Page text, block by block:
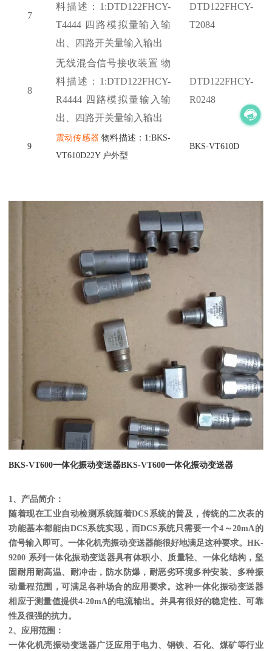
7
料描述： 1:DTD122FHCY-
T4444 四路模拟量输入输
出、四路开关量输入输出
DTD122FHCY-
T2084
8
无线混合信号接收装置 物
料描述： 1:DTD122FHCY-
R4444 四路模拟量输入输
出、四路开关量输入输出
DTD122FHCY-
R0248
9
震动传感器 物料描述：1:BKS-
VT610D22Y 户外型
BKS-VT610D
BKS-VT600一体化振动变送器BKS-VT600一体化振动变送器
1、产品简介：
随着现在工业自动检测系统随着DCS系统的普及，传统的二次表的
功能基本都能由DCS系统实现，而DCS系统只需要一个4～20mA的
信号输入即可。一体化机壳振动变送器能很好地满足这种要求。HK-
9200 系列一体化振动变送器具有体积小、质量轻、 一体化结构，坚
固耐用耐高温、耐冲击，防水防爆，耐恶劣环境多种安装、多种振
动量程范围，可满足各种场合的应用要求。这种一体化振动变送器
相应于测量值提供4-20mA的电流输出。并具有很好的稳定性、可靠
性及很强的抗力。
2、应用范围：
一体化机壳振动变送器广泛应用于电力、钢铁、石化、煤矿等行业